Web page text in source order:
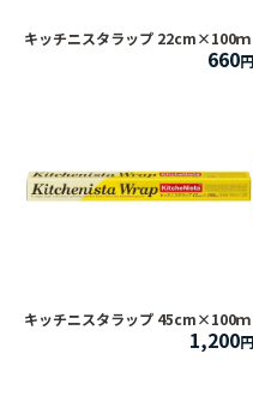
キッチニスタラップ 22cm×100ｍ
660
キッチニスタラップ 45cm×100ｍ
1,200